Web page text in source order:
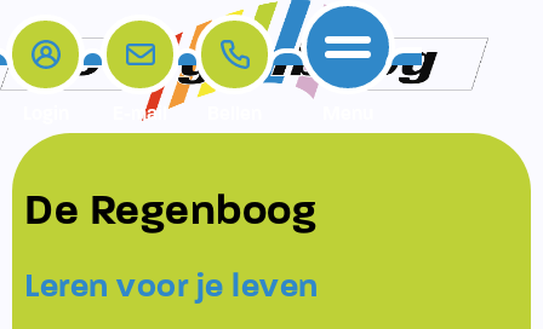
Home
De school
Opleiding en Stage
Ouders
Ouders
Contact
Contact
Samenwerkingen
Schoollogopedist
E-mail
De Regenboog
Leren voor je leven